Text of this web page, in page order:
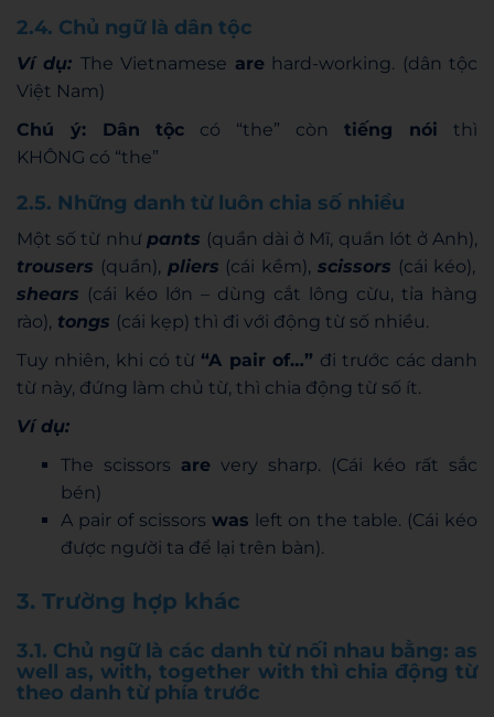
2.4. Chủ ngữ là dân tộc
Ví dụ: The Vietnamese are hard-working. (dân tộc
Việt Nam)
Chú ý: Dân tộc có “the” còn tiếng nói thì
KHÔNG có “the”
2.5. Những danh từ luôn chia số nhiều
Một số từ như pants (quần dài ở Mĩ, quần lót ở Anh),
trousers (quần), pliers (cái kềm), scissors (cái kéo),
shears (cái kéo lớn – dùng cắt lông cừu, tỉa hàng
rào), tongs (cái kẹp) thì đi với động từ số nhiều.
Tuy nhiên, khi có từ “A pair of…” đi trước các danh
từ này, đứng làm chủ từ, thì chia động từ số ít.
Ví dụ:
The scissors arevery sharp. (Cái kéo rất sắc
bén)
A pair of scissors was left on the table. (Cái kéo
được người ta để lại trên bàn).
3. Trường hợp khác
3.1. Chủ ngữ là các danh từ nối nhau bằng: as
well as, with, together with thì chia động từ
theo danh từ phía trước